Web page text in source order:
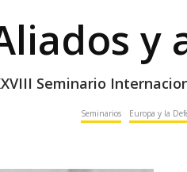
y
Seminario
Seminarios Europa y la